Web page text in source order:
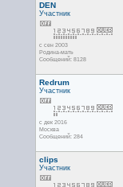
DEN
Участник
с сен 2003
Родина-мать
Сообщений: 8128
Redrum
Участник
с дек 2016
Москва
Сообщений: 284
clips
Участник